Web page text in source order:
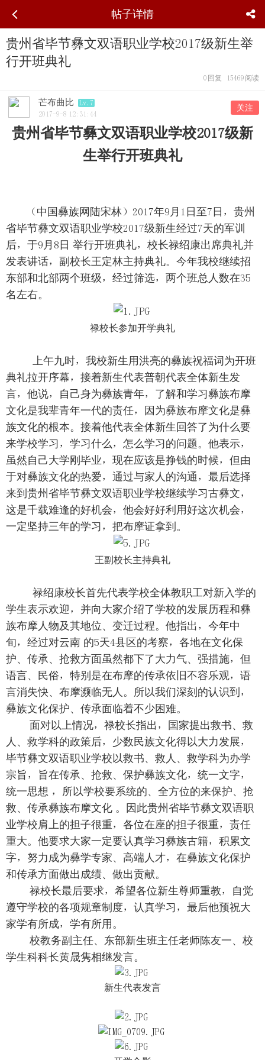
帖子详情
贵州省毕节彝文双语职业学校2017级新生举
行开班典礼
0 回复 15469 阅读
芒布曲比
Lv.7
2017-9-8 12:31:44
关注
贵州省毕节彝文双语职业学校2017级新
生举行开班典礼
（中国彝族网陆宋林）2017年9月1日至7日，贵州
省毕节彝文双语职业学校2017级新生经过7天的军训
后，于9月8日 举行开班典礼，校长禄绍康出席典礼并
发表讲话，副校长王定林主持典礼。今年我校继续招
东部和北部两个班级，经过筛选，两个班总人数在35
名左右。
禄校长参加开学典礼
上午九时，我校新生用洪亮的彝族祝福词为开班
典礼拉开序幕，接着新生代表普朝代表全体新生发
言，他说，自己身为彝族青年，了解和学习彝族布摩
文化是我辈青年一代的责任，因为彝族布摩文化是彝
族文化的根本。接着他代表全体新生回答了为什么要
来学校学习，学习什么，怎么学习的问题。他表示，
虽然自己大学刚毕业，现在应该是挣钱的时候，但由
于对彝族文化的热爱，通过与家人的沟通，最后选择
来到贵州省毕节彝文双语职业学校继续学习古彝文，
这是千载难逢的好机会，他会好好利用好这次机会，
一定坚持三年的学习，把布摩证拿到。
王副校长主持典礼
禄绍康校长首先代表学校全体教职工对新入学的
学生表示欢迎，并向大家介绍了学校的发展历程和彝
族布摩人物及其地位、变迁过程。他指出，今年中
旬，经过对云南 的5天4县区的考察，各地在文化保
护、传承、抢救方面虽然都下了大力气、强措施，但
语言、民俗，特别是在布摩的传承依旧不容乐观，语
言消失快、布摩濒临无人。所以我们深刻的认识到，
彝族文化保护、传承面临着不少困难。
面对以上情况，禄校长指出，国家提出救书、救
人、救学科的政策后，少数民族文化得以大力发展，
毕节彝文双语职业学校以救书、救人、救学科为办学
宗旨，旨在传承、抢救、保护彝族文化，统一文字，
统一思想 ，所以学校要系统的、全方位的来保护、抢
救、传承彝族布摩文化 。因此贵州省毕节彝文双语职
业学校肩上的担子很重，各位在座的担子很重，责任
重大。他要求大家一定要认真学习彝族古籍，积累文
字，努力成为彝学专家、高端人才，在彝族文化保护
和传承方面做出成绩、做出贡献。
禄校长最后要求，希望各位新生尊师重教，自觉
遵守学校的各项规章制度，认真学习，最后他预祝大
家学有所成，学有所用。
校教务副主任、东部新生班主任老师陈友一、校
学生科科长黄晟隽相继发言。
新生代表发言